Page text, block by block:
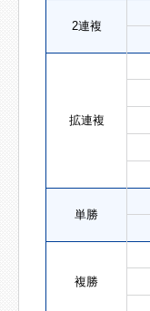
2連複
拡連複
単勝
複勝